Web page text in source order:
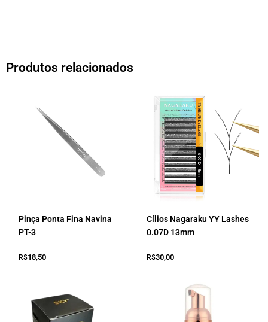
Produtos relacionados
Pinça Ponta Fina Navina
PT-3
R$18,50
Cílios Nagaraku YY Lashes
0.07D 13mm
R$30,00